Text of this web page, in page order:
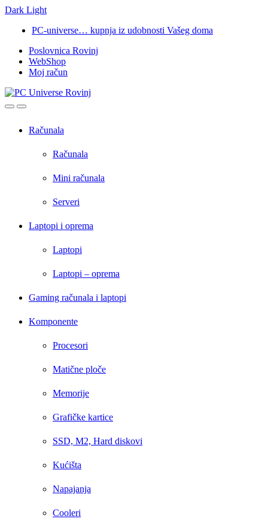
Dark Light
navigation
content
PC-universe… kupnja iz udobnosti Vašeg doma
Poslovnica Rovinj
WebShop
Moj račun
OpenClose
Računala
Računala
Mini računala
Serveri
Laptopi i oprema
Laptopi
Laptopi – oprema
Gaming računala i laptopi
Komponente
Procesori
Matične ploče
Memorije
Grafičke kartice
SSD, M2, Hard diskovi
Kućišta
Napajanja
Cooleri